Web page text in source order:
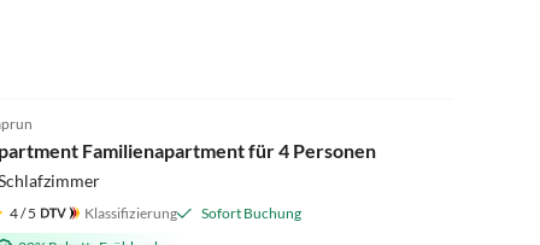
Familienapartment für 4 Personen
4/ 5 Klassifizierung
Sofort Buchung